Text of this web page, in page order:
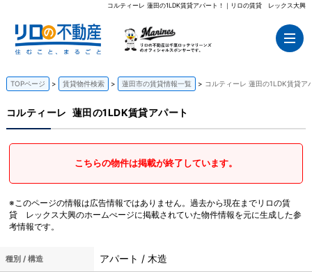
コルティーレ 蓮田の1LDK賃貸アパート！｜リロの賃貸 レックス大興
TOPページ 賃貸物件検索 蓮田市の賃貸情報一覧 コルティーレ 蓮田の1LDK賃貸ア
コルティーレ 蓮田の1LDK賃貸アパート
こちらの物件は掲載が終了しています。
※このページの情報は広告情報ではありません。過去から現在までリロの賃
貸 レックス大興のホームぺージに掲載されていた物件情報を元に生成した参
考情報です。
種別 / 構造 アパート / 木造